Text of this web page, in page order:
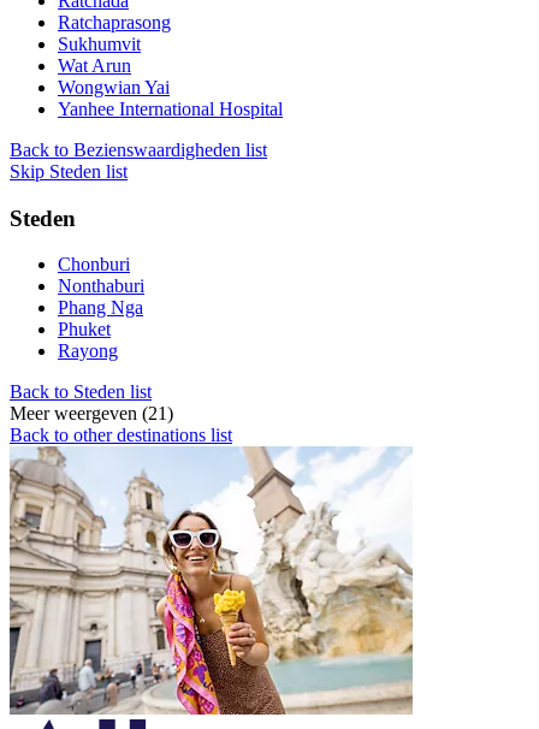
Ratchaprasong
Sukhumvit
Wat Arun
Wongwian Yai
Yanhee International Hospital
Back to Bezienswaardigheden list
Skip Steden list
Steden
Chonburi
Nonthaburi
Phang Nga
Phuket
Rayong
Back to Steden list
Meer weergeven (21)
Back to other destinations list